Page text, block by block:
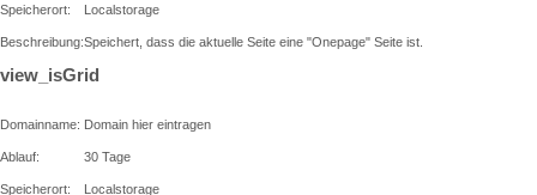
Speicherort: Localstorage
Beschreibung:Speichert, dass die aktuelle Seite eine "Onepage" Seite ist.
view_isGrid
Domainname: Domain hier eintragen
Ablauf: 30 Tage
Speicherort: Localstorage